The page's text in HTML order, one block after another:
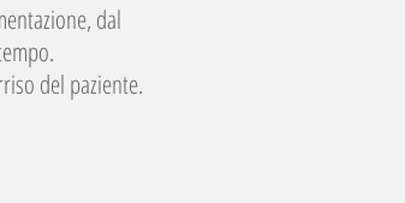
dal
del paziente.